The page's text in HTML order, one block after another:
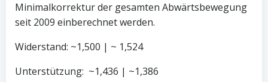
Minimalkorrektur der gesamten Abwärtsbewegung
seit 2009 einberechnet werden.
Widerstand: ~1,500 | ~ 1,524
Unterstützung: ~1,436 | ~1,386